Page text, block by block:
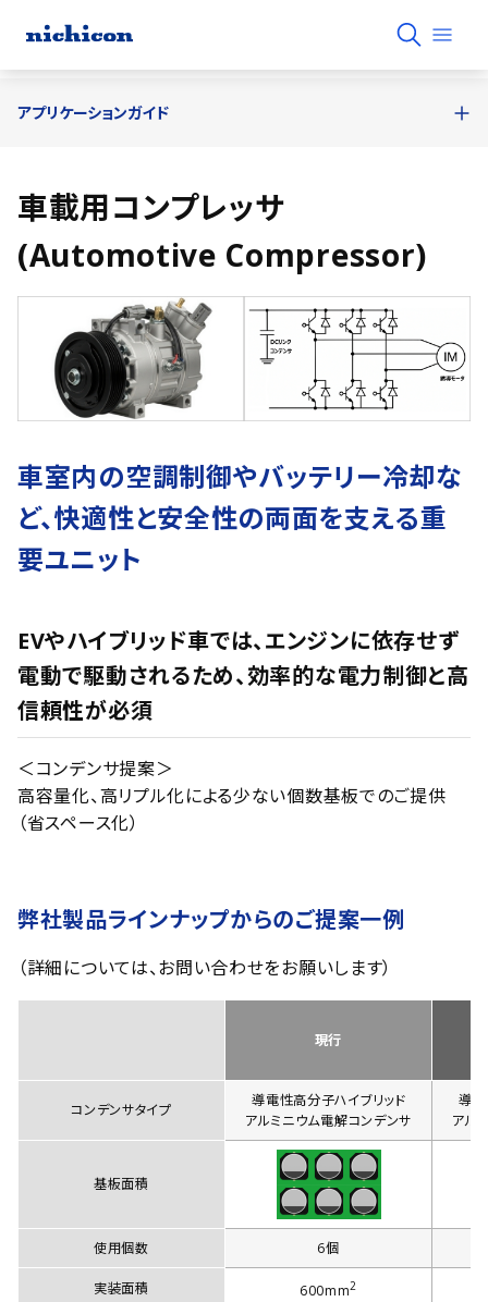
車載用コンプレッサ
(Automotive Compressor)
車室内の空調制御やバッテリー冷却な
ど、快適性と安全性の両面を支える重
要ユニット
EVやハイブリッド車では、エンジンに依存せず
電動で駆動されるため、効率的な電力制御と高
信頼性が必須
＜コンデンサ提案＞
高容量化、高リプル化による少ない個数基板でのご提供
（省スペース化）
弊社製品ラインナップからのご提案一例
（詳細については、お問い合わせをお願いします）
現行
コンデンサタイプ
導電性高分子ハイブリッド
アルミニウム電解コンデンサ
導電
アル
基板面積
使用個数 6個
実装面積 600mm2
アプリケーションガイド